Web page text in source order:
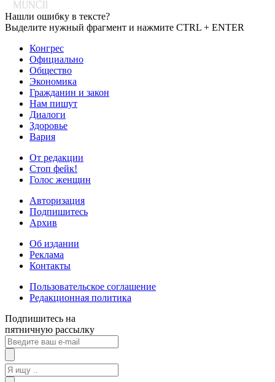
Нашли ошибку в тексте?
Выделите нужный фрагмент и нажмите CTRL + ENTER
Конгрес
Официально
Общество
Экономика
Гражданин и закон
Нам пишут
Диалоги
Здоровье
Вария
От редакции
Стоп фейк!
Голос женщин
Авторизация
Подпишитесь
Архив
Об издании
Реклама
Контакты
Пользовательское соглашение
Редакционная политика
Подпишитесь на
пятничную рассылку